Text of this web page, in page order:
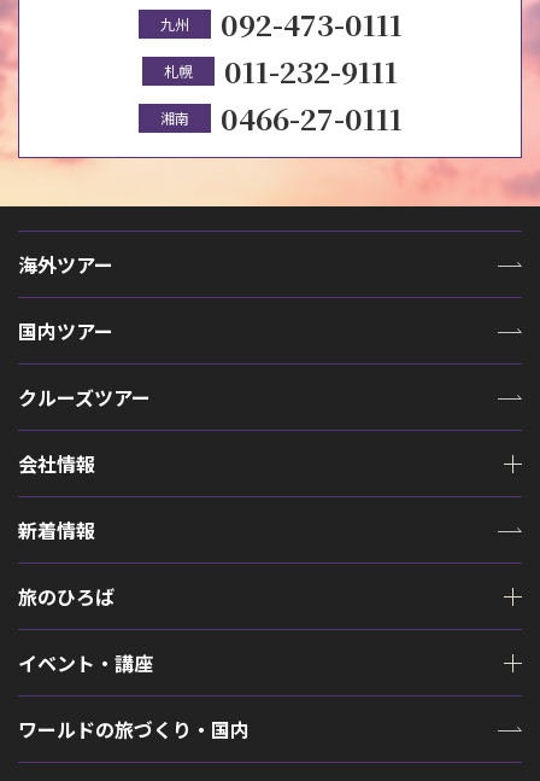
九州 092-473-0111
札幌 011-232-9111
湘南 0466-27-0111
海外ツアー
国内ツアー
クルーズツアー
会社情報
新着情報
旅のひろば
イベント・講座
ワールドの旅づくり・国内